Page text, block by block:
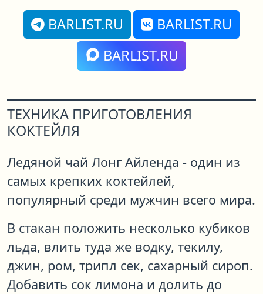
BARLIST.RU
BARLIST.RU
BARLIST.RU
ТЕХНИКА ПРИГОТОВЛЕНИЯ
КОКТЕЙЛЯ
Ледяной чай Лонг Айленда - один из
самых крепких коктейлей,
популярный среди мужчин всего мира.
В стакан положить несколько кубиков
льда, влить туда же водку, текилу,
джин, ром, трипл сек, сахарный сироп.
Добавить сок лимона и долить до